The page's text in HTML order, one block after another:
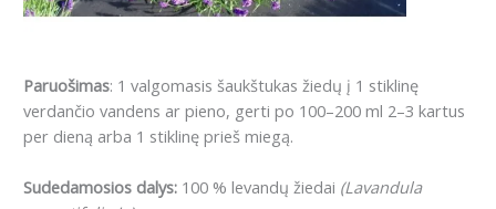
Paruošimas: 1 valgomasis šaukštukas žiedų į 1 stiklinę
verdančio vandens ar pieno, gerti po 100–200 ml 2–3 kartus
per dieną arba 1 stiklinę prieš miegą.
Sudedamosios dalys: 100 % levandų žiedai (Lavandula